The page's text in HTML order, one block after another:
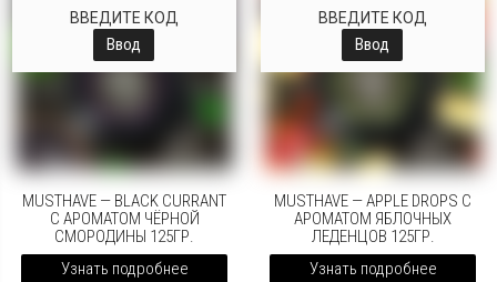
ВВЕДИТЕ КОД
Ввод
MUSTHAVE — BLACK CURRANT
С АРОМАТОМ ЧЁРНОЙ
СМОРОДИНЫ 125ГР.
Узнать подробнее
ВВЕДИТЕ КОД
Ввод
MUSTHAVE — APPLE DROPS С
АРОМАТОМ ЯБЛОЧНЫХ
ЛЕДЕНЦОВ 125ГР.
Узнать подробнее